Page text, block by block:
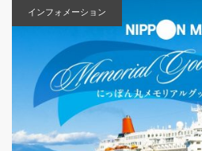
インフォメーション